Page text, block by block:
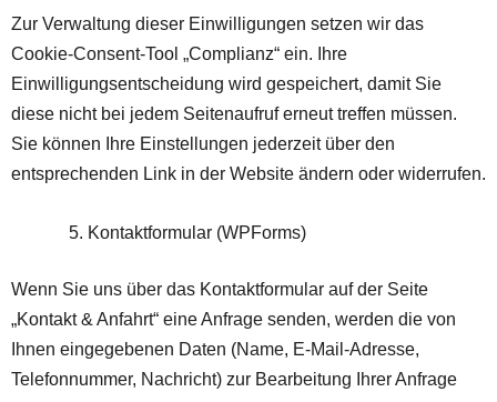
Zur Verwaltung dieser Einwilligungen setzen wir das
Cookie-Consent-Tool „Complianz“ ein. Ihre
Einwilligungsentscheidung wird gespeichert, damit Sie
diese nicht bei jedem Seitenaufruf erneut treffen müssen.
Sie können Ihre Einstellungen jederzeit über den
entsprechenden Link in der Website ändern oder widerrufen.
Kontaktformular (WPForms)
Wenn Sie uns über das Kontaktformular auf der Seite
„Kontakt & Anfahrt“ eine Anfrage senden, werden die von
Ihnen eingegebenen Daten (Name, E-Mail-Adresse,
Telefonnummer, Nachricht) zur Bearbeitung Ihrer Anfrage